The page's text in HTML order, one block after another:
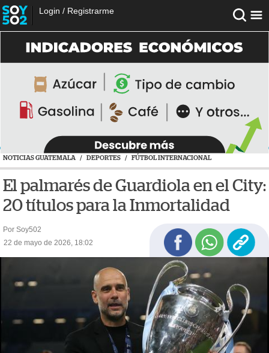
Login / Registrarme
NOTICIAS GUATEMALA / DEPORTES / FÚTBOL INTERNACIONAL
El palmarés de Guardiola en el City:
20 títulos para la Inmortalidad
Por Soy502
22 de mayo de 2026, 18:02